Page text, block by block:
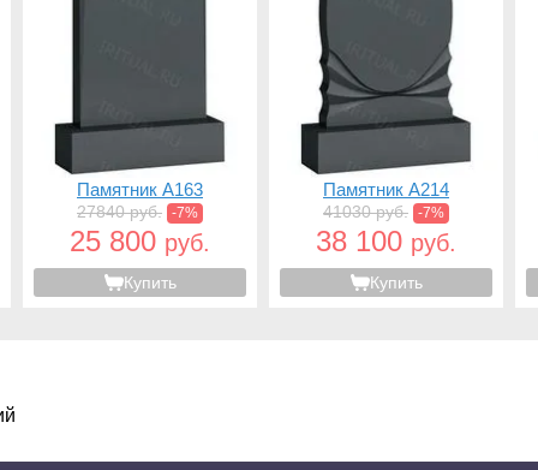
Памятник A163
27840 руб. -7%
25 800 руб.
Купить
Памятник A214
41030 руб. -7%
38 100 руб.
Купить